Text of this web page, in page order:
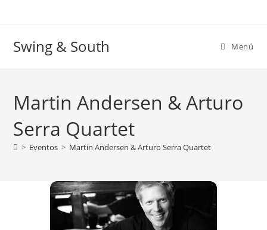
Swing & South Menú
Martin Andersen & Arturo
Serra Quartet
> Eventos > Martin Andersen & Arturo Serra Quartet